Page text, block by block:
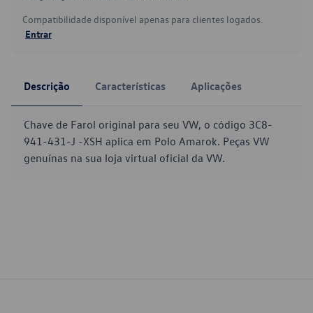
Compatibilidade disponível apenas para clientes logados.
Entrar
Descrição Características Aplicações
Chave de Farol original para seu VW, o código 3C8-
941-431-J -XSH aplica em Polo Amarok. Peças VW
genuínas na sua loja virtual oficial da VW.